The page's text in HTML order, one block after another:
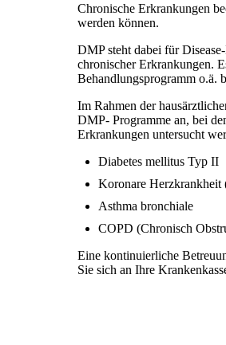
Chronische Erkrankungen
werden können.
DMP steht dabei für
chronischer Erkrankungen.
Behandlungsprogramm o.ä.
Im Rahmen der
DMP- Programme an, bei
Erkrankungen untersucht
Diabetes mellitus Typ II
Koronare
Asthma bronchiale
COPD (Chronisch
Eine kontinuierliche
Sie sich an Ihre